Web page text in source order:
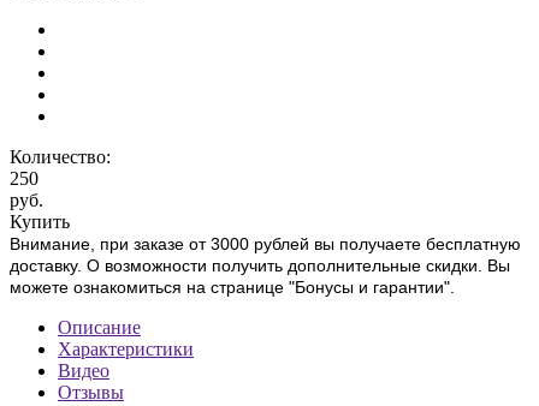
Количество:
250
руб.
Купить
Внимание, при заказе от 3000 рублей вы получаете бесплатную
доставку. О возможности получить дополнительные скидки. Вы
можете ознакомиться на странице "Бонусы и гарантии".
Описание
Характеристики
Видео
Отзывы